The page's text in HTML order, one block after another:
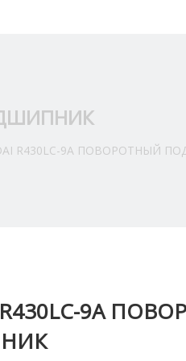
R430LC-9A ПОВОРОТНЫЙ
R430LC-9A